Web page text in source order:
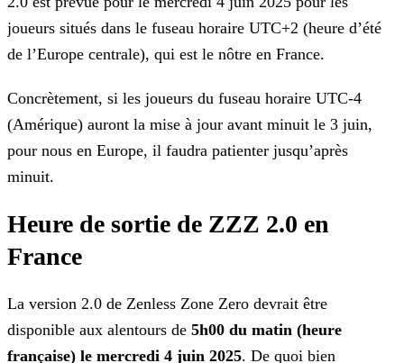
joueurs situés dans le fuseau horaire UTC+2 (heure d’été
de l’Europe centrale), qui est le nôtre en France.
Concrètement, si les joueurs du fuseau horaire UTC-4
(Amérique) auront la mise à jour avant minuit le 3 juin,
pour nous en Europe, il faudra patienter jusqu’après
minuit.
Heure de sortie de ZZZ 2.0 en
France
La version 2.0 de Zenless Zone Zero devrait être
disponible aux alentours de 5h00 du matin (heure
française) le mercredi 4 juin 2025. De quoi bien